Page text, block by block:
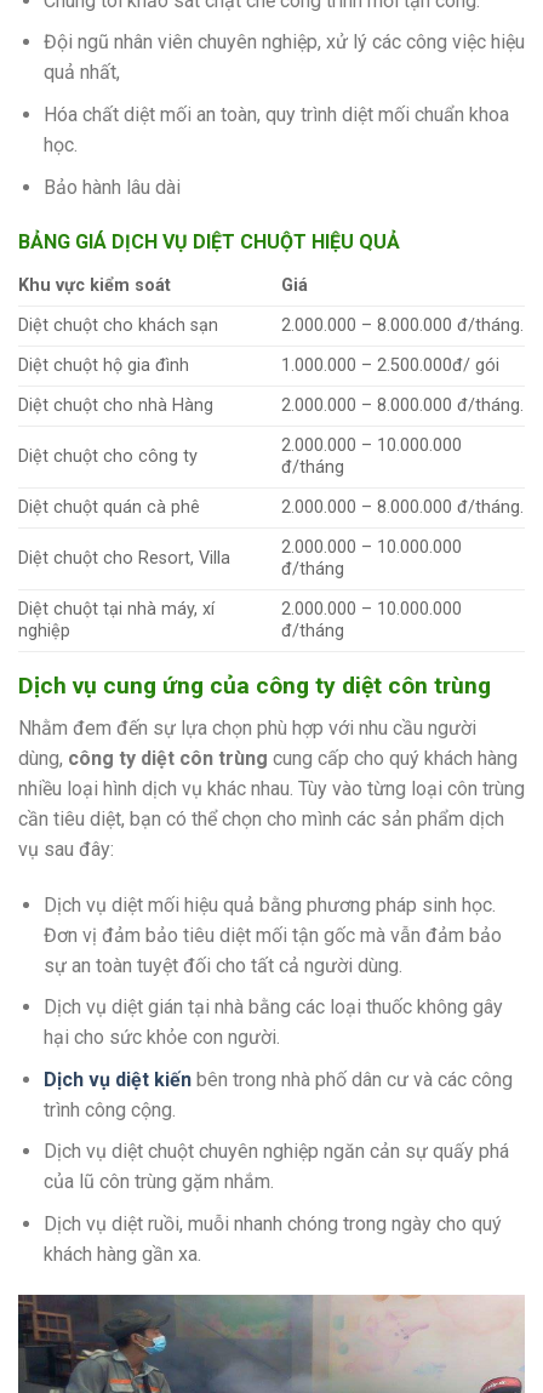
Đội ngũ nhân viên chuyên nghiệp, xử lý các công việc hiệu
quả nhất,
Hóa chất diệt mối an toàn, quy trình diệt mối chuẩn khoa
học.
Bảo hành lâu dài
BẢNG GIÁ DỊCH VỤ DIỆT CHUỘT HIỆU QUẢ
Khu vực kiểm soát
Giá
Diệt chuột cho khách sạn
2.000.000 – 8.000.000 đ/tháng.
Diệt chuột hộ gia đình
1.000.000 – 2.500.000đ/ gói
Diệt chuột cho nhà Hàng
2.000.000 – 8.000.000 đ/tháng.
Diệt chuột cho công ty
2.000.000 – 10.000.000
đ/tháng
Diệt chuột quán cà phê
2.000.000 – 8.000.000 đ/tháng.
Diệt chuột cho Resort, Villa
2.000.000 – 10.000.000
đ/tháng
Diệt chuột tại nhà máy, xí
nghiệp
2.000.000 – 10.000.000
đ/tháng
Dịch vụ cung ứng của công ty diệt côn trùng
Nhằm đem đến sự lựa chọn phù hợp với nhu cầu người
dùng, công ty diệt côn trùng cung cấp cho quý khách hàng
nhiều loại hình dịch vụ khác nhau. Tùy vào từng loại côn trùng
cần tiêu diệt, bạn có thể chọn cho mình các sản phẩm dịch
vụ sau đây:
Dịch vụ diệt mối hiệu quả bằng phương pháp sinh học.
Đơn vị đảm bảo tiêu diệt mối tận gốc mà vẫn đảm bảo
sự an toàn tuyệt đối cho tất cả người dùng.
Dịch vụ diệt gián tại nhà bằng các loại thuốc không gây
hại cho sức khỏe con người.
Dịch vụ diệt kiếnbên trong nhà phố dân cư và các công
trình công cộng.
Dịch vụ diệt chuột chuyên nghiệp ngăn cản sự quấy phá
của lũ côn trùng gặm nhắm.
Dịch vụ diệt ruồi, muỗi nhanh chóng trong ngày cho quý
khách hàng gần xa.